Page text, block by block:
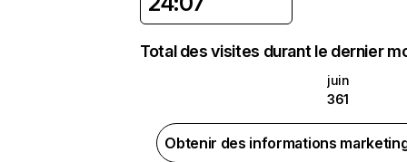
Total des visites durant le dernier
juin
361
Obtenir des informations